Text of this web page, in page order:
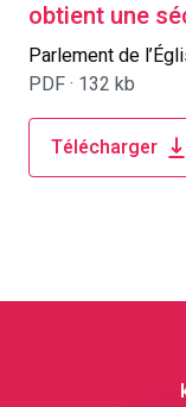
obtient une
Parlement de
PDF · 132 kb
Télécharger